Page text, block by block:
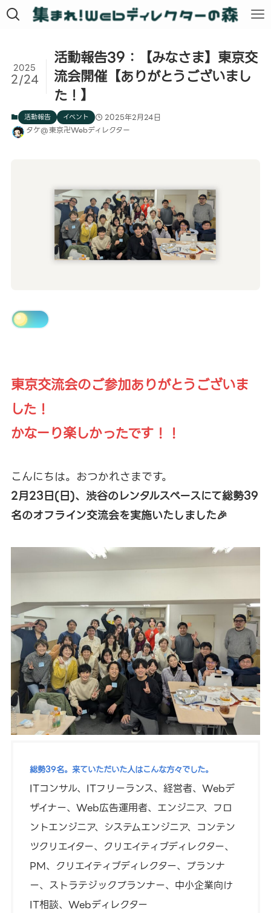
活動報告39：【みなさま】東京交
流会開催【ありがとうございまし
た！】
2025
2/24
活動報告 イベント
2025年2月24日
タケ@東京卍Webディレクター
東京交流会のご参加ありがとうございま
した！
かなーり楽しかったです！！
こんにちは。おつかれさまです。
2月23日(日)、渋谷のレンタルスペースにて総勢39
名のオフライン交流会を実施いたしました🎉
総勢39名。来ていただいた人はこんな方々でした。
ITコンサル、ITフリーランス、経営者、Webデ
ザイナー、Web広告運用者、エンジニア、フロ
ントエンジニア、システムエンジニア、コンテン
ツクリエイター、クリエイティブディレクター、
PM、クリエイティブディレクター、プランナ
ー、ストラテジックプランナー、中小企業向け
IT相談、Webディレクター